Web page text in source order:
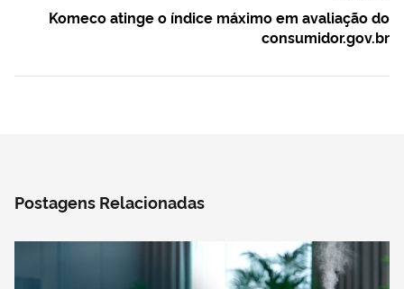
Komeco atinge o índice máximo em avaliação do
consumidor.gov.br
Postagens Relacionadas